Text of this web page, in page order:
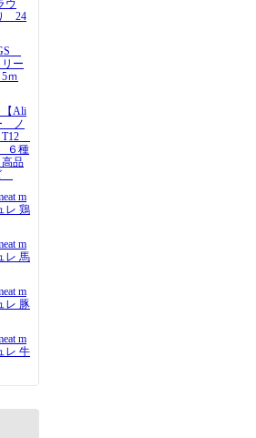
ウ
24
ー
ｍ
【Ali
ノ
T12
６種
品
m
レ 鶏
m
レ 馬
m
レ 豚
m
レ 牛